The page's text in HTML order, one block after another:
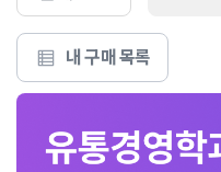
내 구매 목록